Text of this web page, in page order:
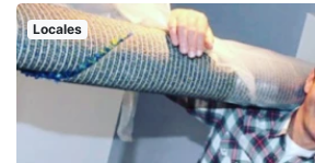
Locales